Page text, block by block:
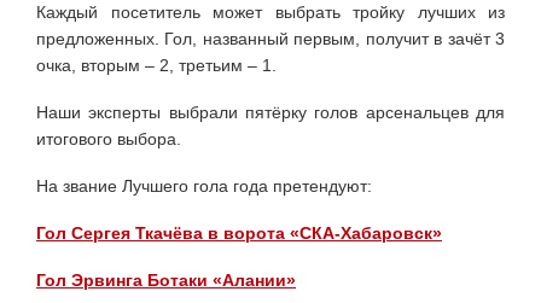
Каждый посетитель может выбрать тройку лучших из
предложенных. Гол, названный первым, получит в зачёт 3
очка, вторым – 2, третьим – 1.
Наши эксперты выбрали пятёрку голов арсенальцев для
итогового выбора.
На звание Лучшего гола года претендуют:
Гол Сергея Ткачёва в ворота «СКА-Хабаровск»
Гол Эрвинга Ботаки «Алании»